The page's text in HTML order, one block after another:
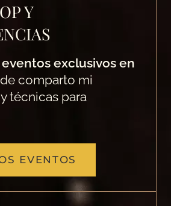
Y
eventos exclusivos en
comparto mi
técnicas para
EVENTOS